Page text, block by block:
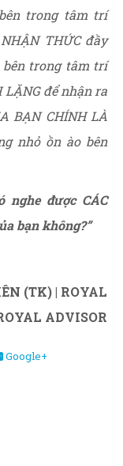
trong tâm trí
THỨC đầy
bên trong tâm trí
để nhận ra
BẠN CHÍNH LÀ
nhỏ ồn ào bên
nghe được CÁC
bạn không?”
(TK) | ROYAL
ADVISOR
Google+